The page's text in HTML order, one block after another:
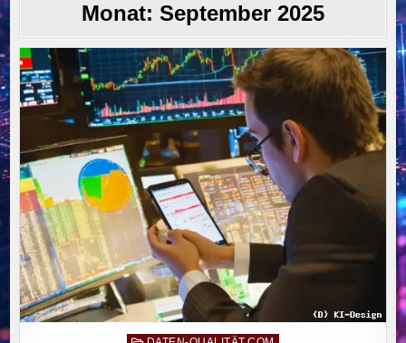
Monat: September 2025
Posted